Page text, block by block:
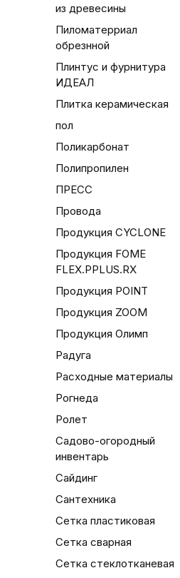
из древесины
Пиломатерриал
обрезнной
Плинтус и фурнитура
ИДЕАЛ
Плитка керамическая
пол
Поликарбонат
Полипропилен
ПРЕСС
Провода
Продукция CYCLONE
Продукция FOME
FLEX.PPLUS.RX
Продукция POINT
Продукция ZOOM
Продукция Олимп
Радуга
Расходные материалы
Рогнеда
Ролет
Садово-огородный
инвентарь
Сайдинг
Сантехника
Сетка пластиковая
Сетка сварная
Сетка стеклотканевая